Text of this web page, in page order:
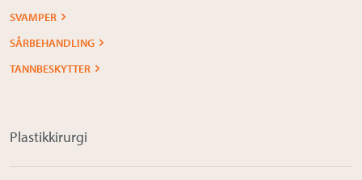
SVAMPER
SÅRBEHANDLING
TANNBESKYTTER
Plastikkirurgi